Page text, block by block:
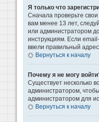
Я только что
Сначала проверьте
вам менее 13 лет,
или администратором
инструкциям. Если
ввели правильный
Вернуться к началу
Почему я не могу
Существует несколько
администратором,
администратором для
Вернуться к началу